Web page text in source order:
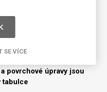
rozměrech 2350
mm
povrchové úpravy jsou
tabulce
SE VÍCE